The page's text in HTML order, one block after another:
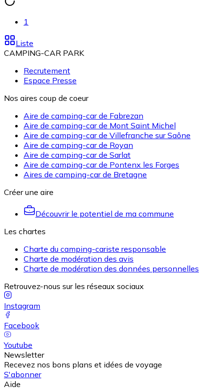
1
Liste
CAMPING-CAR PARK
Recrutement
Espace Presse
Nos aires coup de coeur
Aire de camping-car de Fabrezan
Aire de camping-car de Mont Saint Michel
Aire de camping-car de Villefranche sur Saône
Aire de camping-car de Royan
Aire de camping-car de Sarlat
Aire de camping-car de Pontenx les Forges
Aires de camping-car de Bretagne
Créer une aire
Découvrir le potentiel de ma commune
Les chartes
Charte du camping-cariste responsable
Charte de modération des avis
Charte de modération des données personnelles
Retrouvez-nous sur les réseaux sociaux
Instagram
Facebook
Youtube
Newsletter
Recevez nos bons plans et idées de voyage
S'abonner
Aide